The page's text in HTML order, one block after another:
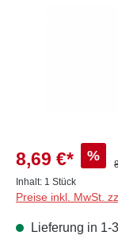
8,69 €* %
Inhalt: 1 Stück
Preise inkl. MwSt.
Lieferung in 1-